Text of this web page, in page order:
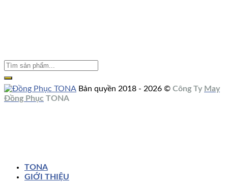
Bản quyền 2018 - 2026 © Công Ty May
Đồng Phục TONA
TONA
GIỚI THIỆU